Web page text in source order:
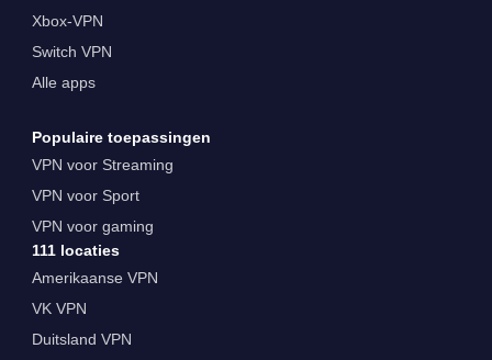
Xbox-VPN
Switch VPN
Alle apps
Populaire toepassingen
VPN voor Streaming
VPN voor Sport
VPN voor gaming
111 locaties
Amerikaanse VPN
VK VPN
Duitsland VPN